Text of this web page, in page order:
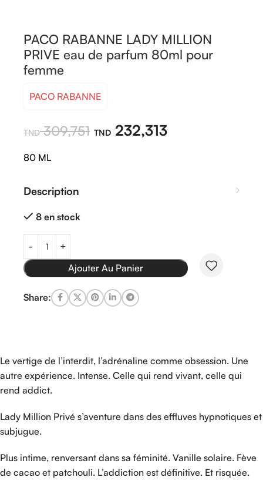
PACO RABANNE LADY MILLION
PRIVE eau de parfum 80ml pour
femme
PACO RABANNE
309,751 232,313
80 ML
Description
8 en stock
Ajouter Au Panier
Share:
Le vertige de l’interdit, l’adrénaline comme obsession. Une
autre expérience. Intense. Celle qui rend vivant, celle qui
rend addict.
Lady Million Privé s’aventure dans des effluves hypnotiques et
subjugue.
Plus intime, renversant dans sa féminité. Vanille solaire. Fève
de cacao et patchouli. L’addiction est définitive. Et risquée.